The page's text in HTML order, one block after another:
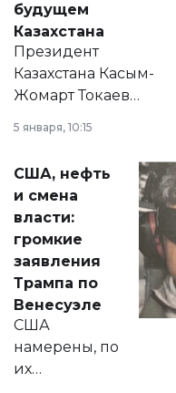
будущем
Казахстана
Президент
Казахстана Касым-
Жомарт Токаев
сразу несколько
актуальных тем —
от слухов о
политических
реформах до
вопросов армии,
экономики и
личного здоровья.
5 января, 10:15
США, нефть
и смена
власти:
громкие
заявления
Трампа по
Венесуэле
США
намерены, по
их